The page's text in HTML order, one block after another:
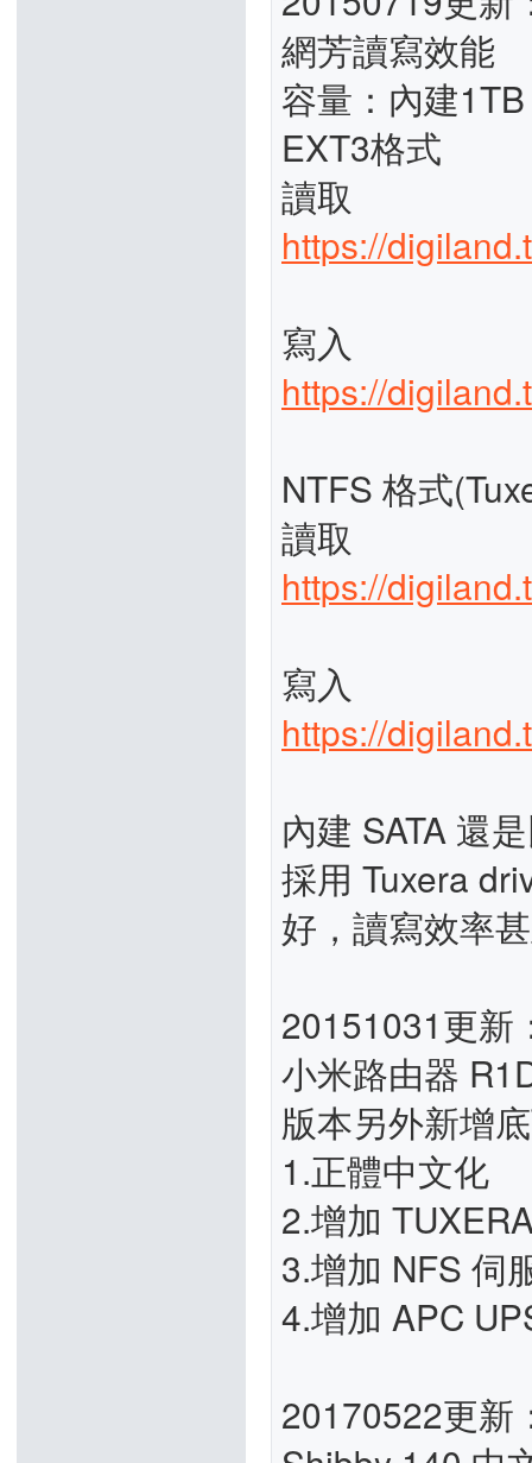
網芳讀寫效能
容量：內建
EXT3格式
讀取
https://
寫入
https://
NTFS 格式
讀取
https://
寫入
https://
內建 SATA 還
採用 Tuxera
好，讀寫效率
20151031更新
小米路由器
版本另外新增
1.正體中文化
2.增加
3.增加 NFS 伺
4.增加 APC
20170522更新